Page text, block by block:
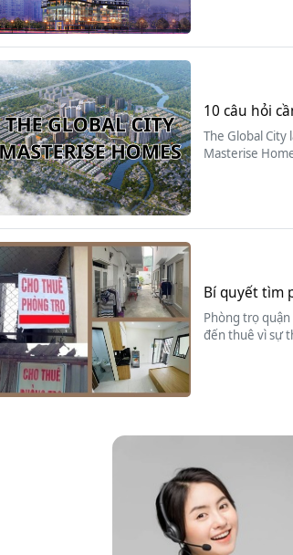
10 câu hỏi
The Global
Masterise
Bí quyết tìm
Phòng trọ
đến thuê vì sự